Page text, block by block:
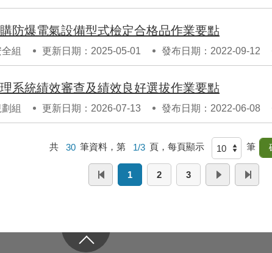
防爆電氣設備型式檢定合格品作業要點
組 更新日期：2025-05-01 發布日期：2022-09-12
系統績效審查及績效良好選拔作業要點
組 更新日期：2026-07-13 發布日期：2022-06-08
共 30 筆資料，第 1/3 頁，每頁顯示 筆
1 2 3